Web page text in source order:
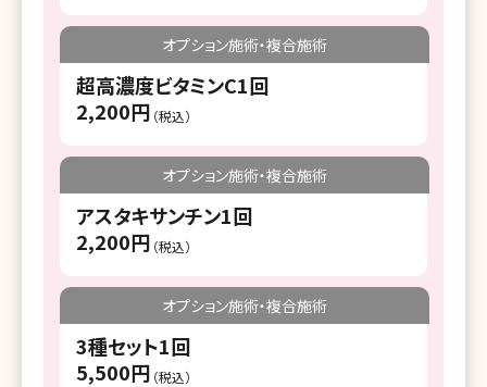
オプション施術・複合施術
超高濃度ビタミンC1回
2,200円 （税込）
オプション施術・複合施術
アスタキサンチン1回
2,200円 （税込）
オプション施術・複合施術
3種セット1回
5,500円 （税込）